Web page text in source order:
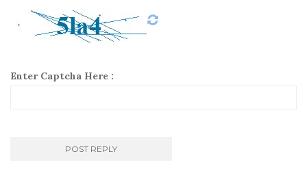
Enter Captcha Here :